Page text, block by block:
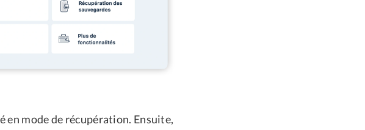
en mode de récupération. Ensuite,